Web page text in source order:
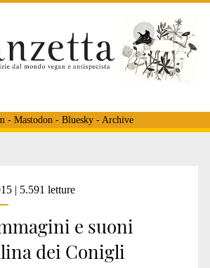
- Mastodon - Bluesky- Archive
| 5.591 letture
e suoni
dei Conigli